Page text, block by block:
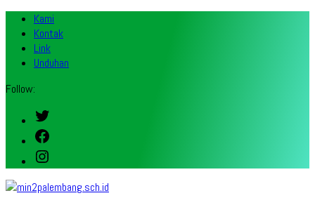
Kami
Kontak
Link
Unduhan
Follow:
Twitter
Facebook
Instagram